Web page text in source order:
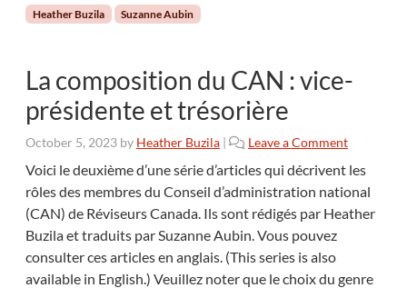
Heather Buzila Suzanne Aubin
La composition du CAN : vice-
présidente et trésorière
October 5, 2023 by Heather Buzila | Leave a Comment
Voici le deuxième d’une série d’articles qui décrivent les
rôles des membres du Conseil d’administration national
(CAN) de Réviseurs Canada. Ils sont rédigés par Heather
Buzila et traduits par Suzanne Aubin. Vous pouvez
consulter ces articles en anglais. (This series is also
available in English.) Veuillez noter que le choix du genre